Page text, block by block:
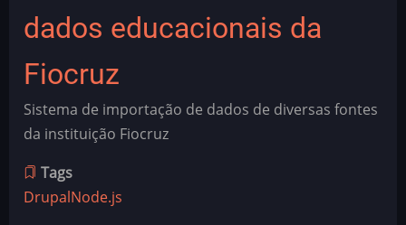
dados educacionais da
Fiocruz
Sistema de importação de dados de diversas fontes
da instituição Fiocruz
Tags
DrupalNode.js